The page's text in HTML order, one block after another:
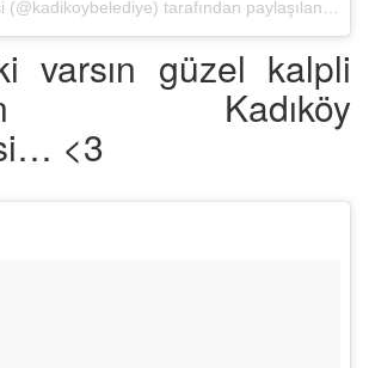
varsın güzel kalpli
Kadıköy
<3